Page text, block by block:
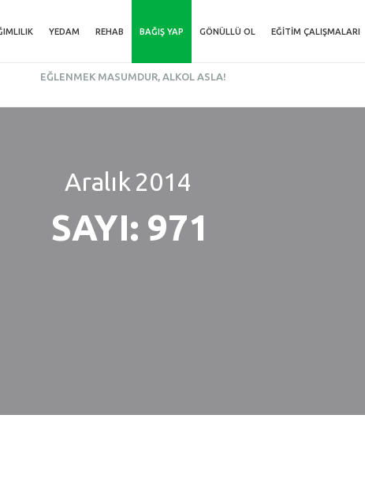
YEDAM REHAB BAĞIŞ YAP GÖNÜLLÜ OL EĞITIM ÇALIŞMALARI
EĞLENMEK MASUMDUR, ALKOL ASLA!
Aralık 2014
SAYI: 971